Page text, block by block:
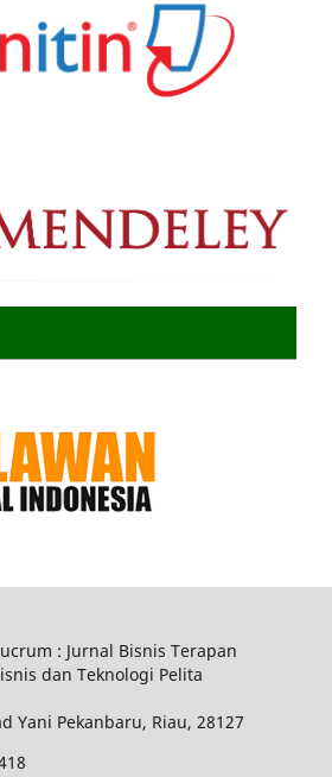
: Jurnal Bisnis Terapan
dan Teknologi Pelita
Yani Pekanbaru, Riau, 28127